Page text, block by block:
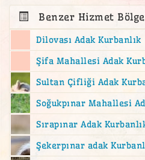
Adalar Adak
Ahmediye
akika
akika kesimi
akika kurban
akika kurbanı
Altıntepe Adak
altunizade
Benzer Hizmet
Dilovası Adak Kurbanlık
Şifa Mahallesi Adak
Sultan Çifliği Adak
Soğukpınar Mahallesi
Sırapınar Adak
Şekerpınar adak